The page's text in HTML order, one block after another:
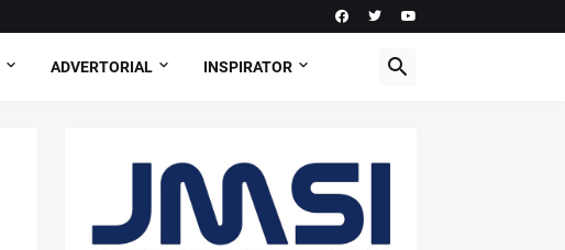
ADVERTORIAL INSPIRATOR